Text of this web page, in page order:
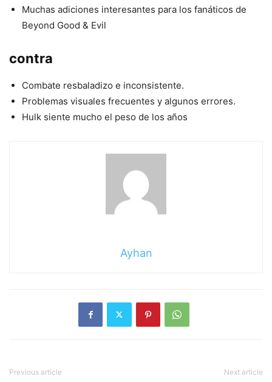
Muchas adiciones interesantes para los fanáticos de
Beyond Good & Evil
contra
Combate resbaladizo e inconsistente.
Problemas visuales frecuentes y algunos errores.
Hulk siente mucho el peso de los años
Ayhan
Previous article Next article